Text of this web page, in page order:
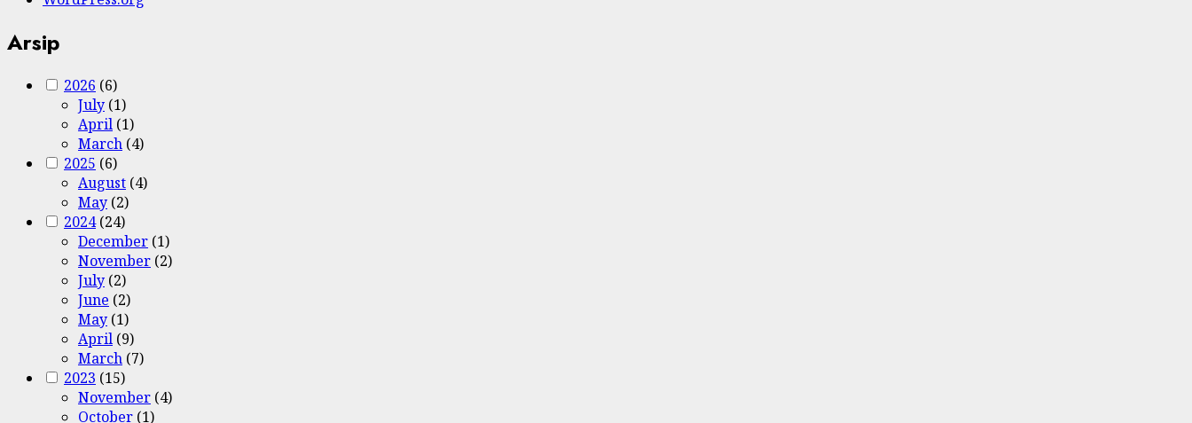
Arsip
2026 (6)
July (1)
April (1)
March (4)
2025 (6)
August (4)
May (2)
2024(24)
December (1)
November (2)
July (2)
June (2)
May (1)
April (9)
March (7)
2023 (15)
November (4)
October (1)